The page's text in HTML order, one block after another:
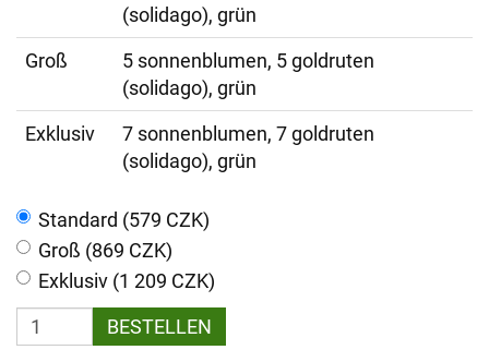
(solidago), grün
Groß
5 sonnenblumen, 5 goldruten
(solidago), grün
Exklusiv
7 sonnenblumen, 7 goldruten
(solidago), grün
Standard (579 CZK)
Groß (869 CZK)
Exklusiv (1 209 CZK)
BESTELLEN